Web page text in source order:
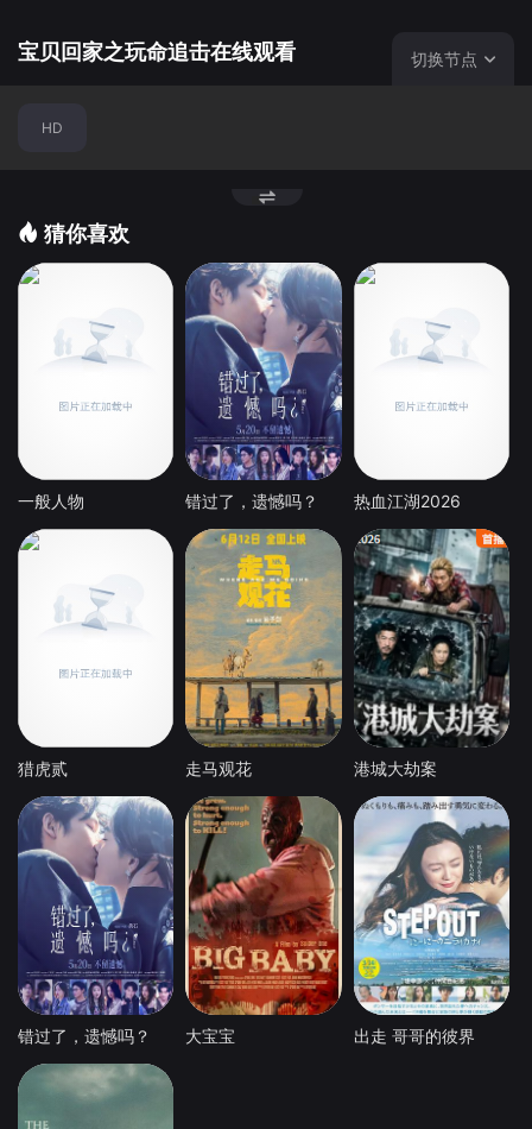
宝贝回家之玩命追击在线观看 切换节点
HD
猜你喜欢
一般人物 错过了，遗憾吗？ 热血江湖2026
猎虎贰 走马观花 港城大劫案
错过了，遗憾吗？ 大宝宝 出走 哥哥的彼界